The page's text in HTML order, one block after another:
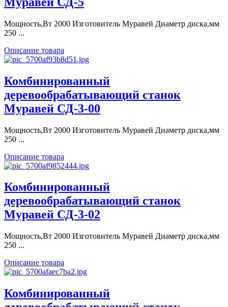
Мощность,Вт 2000 Изготовитель Муравей Диаметр диска,мм
250 ...
Описание товара
Комбинированный
деревообрабатывающий станок
Муравей СД-3-00
Мощность,Вт 2000 Изготовитель Муравей Диаметр диска,мм
250 ...
Описание товара
Комбинированный
деревообрабатывающий станок
Муравей СД-3-02
Мощность,Вт 2000 Изготовитель Муравей Диаметр диска,мм
250 ...
Описание товара
Комбинированный